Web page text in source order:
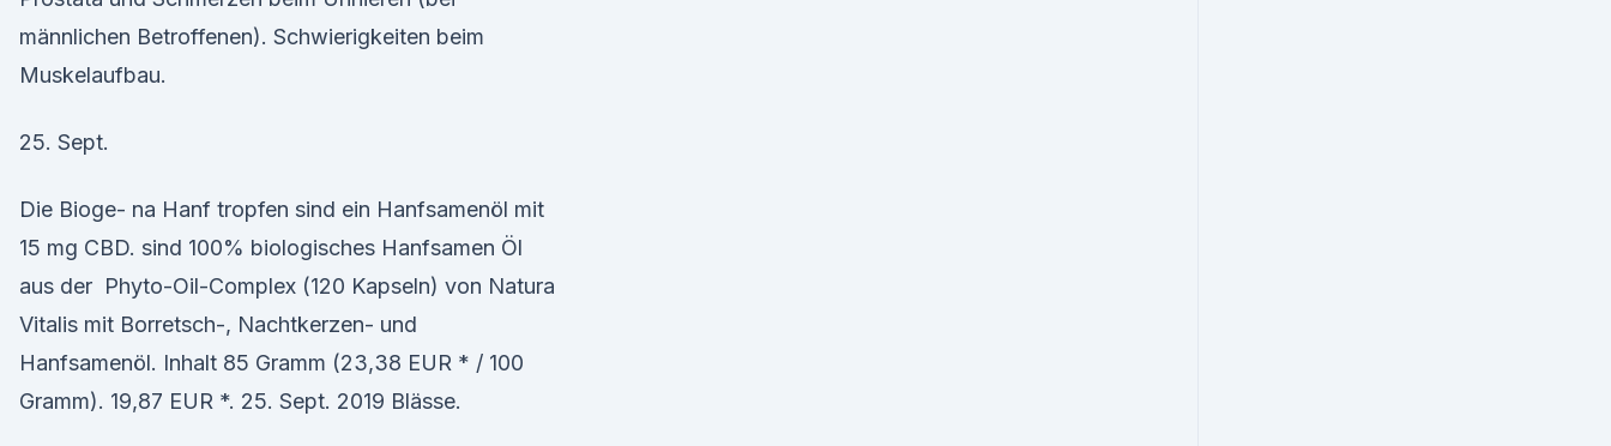
männlichen Betroffenen). Schwierigkeiten beim
Muskelaufbau.
25. Sept.
Die Bioge- na Hanf tropfen sind ein Hanfsamenöl mit
15 mg CBD. sind 100% biologisches Hanfsamen Öl
aus der Phyto-Oil-Complex (120 Kapseln) von Natura
Vitalis mit Borretsch-, Nachtkerzen- und
Hanfsamenöl. Inhalt 85 Gramm (23,38 EUR * / 100
Gramm). 19,87 EUR *. 25. Sept. 2019 Blässe.